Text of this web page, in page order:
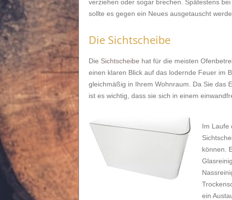
verziehen oder sogar brechen. Spätestens
sollte es gegen ein Neues ausgetauscht
Die Sichtscheibe
Die Sichtscheibe hat für die meisten
einen klaren Blick auf das lodernde Feuer im
gleichmäßig in Ihrem Wohnraum. Da Sie das
ist es wichtig, dass sie sich in einem
Im Laufe
können.
ein